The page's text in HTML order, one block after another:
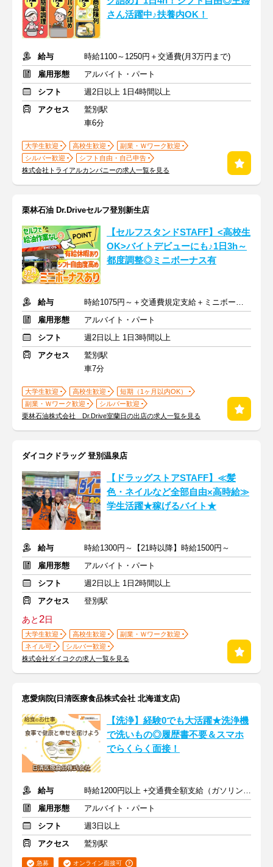
さん活躍中♪扶養内OK！
給与
時給1100～1250円＋交通費(月3万円まで)
雇用形態
アルバイト・パート
シフト
週2日以上 1日4時間以上
アクセス
鷲別駅
車6分
大学生歓迎 高校生歓迎
副業・Ｗワーク歓迎
シルバー歓迎
シフト自由・自己申告
株式会社トライアルカンパニーの求人一覧を見る
栗林石油 Dr.Driveセルフ登別新生店
【セルフスタンドSTAFF】<高校生
OK>バイトデビューにも♪1日3h～
都度調整◎ミニボーナス有
給与
時給1075円～＋交通費規定支給＋ミニボーナス年4回＋決算手当
雇用形態
アルバイト・パート
シフト
週2日以上 1日3時間以上
アクセス
鷲別駅
車7分
大学生歓迎 高校生歓迎
短期（1ヶ月以内OK）
副業・Ｗワーク歓迎
シルバー歓迎
栗林石油株式会社 Dr.Drive室蘭日の出店の求人一覧を見る
ダイコクドラッグ 登別温泉店
【ドラッグストアSTAFF】≪髪
色・ネイルなど全部自由×高時給≫
学生活躍★稼げるバイト★
給与
時給1300円～【21時以降】時給1500円～
雇用形態
アルバイト・パート
シフト
週2日以上 1日2時間以上
アクセス
登別駅
あと2日
大学生歓迎 高校生歓迎
副業・Ｗワーク歓迎
ネイル可
シルバー歓迎
株式会社ダイコクの求人一覧を見る
恵愛病院(日清医療食品株式会社 北海道支店)
【洗浄】経験0でも大活躍★洗浄機
で洗いもの◎履歴書不要＆スマホ
でらくらく面接！
給与
時給1200円以上 +交通費全額支給（ガソリン代も支給）
雇用形態
アルバイト・パート
シフト
週3日以上
アクセス
鷲別駅
急募 オンライン面接可